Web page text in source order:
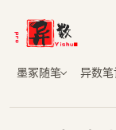
墨冢随笔 异数笔